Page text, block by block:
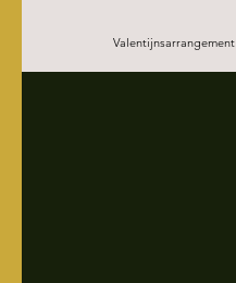
Valentijnsarrangement